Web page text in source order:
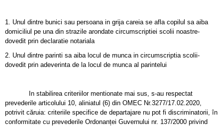
1. Unul dintre bunici sau persoana in grija careia se afla copilul sa aiba
domiciliul pe una din strazile arondate circumscriptiei scolii noastre-
dovedit prin declaratie notariala
2. Unul dintre parinti sa aiba locul de munca in circumscriptia scolii-
dovedit prin adeverinta de la locul de munca al parintelui
In stabilirea criteriilor mentionate mai sus, s-au respectat
prevederile articolului 10, aliniatul (6) din OMEC Nr.3277/17.02.2020,
potrivit căruia: criteriile specifice de departajare nu pot fi discriminatorii, în
conformitate cu prevederile Ordonanței Guvernului nr. 137/2000 privind